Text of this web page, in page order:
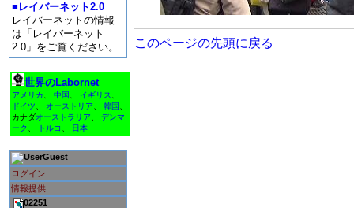
■レイバーネット2.0
レイバーネットの情報
は「レイバーネット
2.0」をご覧ください。
世界のLabornet
アメリカ 中国 イギリス
ドイツ
オーストリア 韓国
カナダオーストラリア
デンマ
ーク
トルコ 日本
Guest
ログイン
情報提供
02251
このページの先頭に戻る